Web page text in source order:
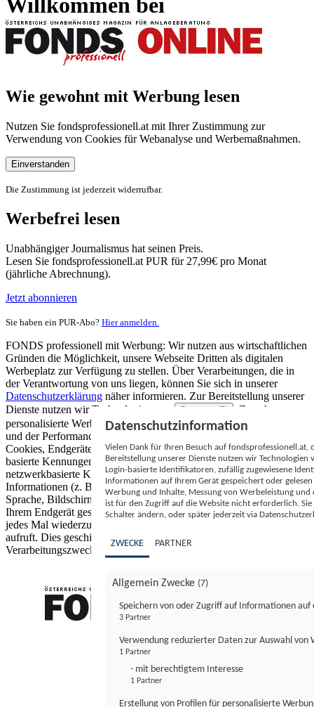
Willkommen bei
Wie gewohnt mit Werbung lesen
Nutzen Sie fondsprofessionell.at mit Ihrer Zustimmung zur
Verwendung von Cookies für Webanalyse und Werbemaßnahmen.
Einverstanden
Die Zustimmung ist jederzeit widerrufbar.
Werbefrei lesen
Unabhängiger Journalismus hat seinen Preis.
Lesen Sie fondsprofessionell.at PUR für 27,99€ pro Monat
(jährliche Abrechnung).
Jetzt abonnieren
Sie haben ein PUR-Abo? Hier anmelden.
FONDS professionell mit Werbung: Wir nutzen aus wirtschaftlichen
Gründen die Möglichkeit, unsere Webseite Dritten als digitalen
Werbeplatz zur Verfügung zu stellen. Über Verarbeitungen, die in
der Verantwortung von uns liegen, können Sie sich in unserer
Datenschutzerklärung näher informieren. Zur Bereitstellung unserer
Dienste nutzen wir Technologien von
Partnern (5)
. Zwecke:
personalisierte Werbung und Inhalte, Messung von Werbeleistung
und der Performance von Inhalten sowie Zielgruppenforschung.
Cookies, Endgeräte- oder ähnliche Online-Kennungen (z. B. login-
basierte Kennungen, zufällig generierte Kennungen,
netzwerkbasierte Kennungen) können zusammen mit anderen
Informationen (z. B. Browsertyp und Browserinformationen,
Sprache, Bildschirmgröße, unterstützte Technologien usw.) auf
Ihrem Endgerät gespeichert oder von dort ausgelesen werden, um es
jedes Mal wiederzuerkennen, wenn es eine App oder einer Webseite
aufruft. Dies geschieht für einen oder mehrere der hier aufgeführten
Verarbeitungszwecke.
Datenschutzinformation
Vielen Dank für Ihren Besuch auf
Bereitstellung unserer Dienste nutzen wir Technologien
Login-basierte Identifikatoren, zufällig zugewiesene
Informationen auf Ihrem Gerät gespeichert oder
Werbung und Inhalte, Messung von Werbeleistung
ist für den Zugriff auf die Website nicht erforderlich.
Schalter ändern, oder später jederzeit via
ZWECKE PARTNER
Allgemein Zwecke (7)
Speichern von oder Zugriff auf Informationen auf
3 Partner
Verwendung reduzierter Daten zur Auswahl von
1 Partner
- mit berechtigtem Interesse
1 Partner
Erstellung von Profilen für personalisierte
FONDS professionell